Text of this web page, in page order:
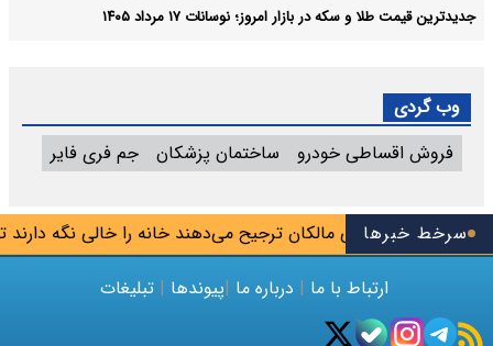
سرخط خبرها
املاک: برخی مالکان ترجیح می‌دهند خانه را خالی نگه دارند تا
جدیدترین قیمت طلا و سکه در بازار امروز؛ نوسانات ۱۷ مرداد ۱۴۰۵
وب گردی
فروش اقساطی خودرو
ساختمان پزشکان جم فری فایر
ارتباط با ما | درباره ما |پیوندها | تبلیغات